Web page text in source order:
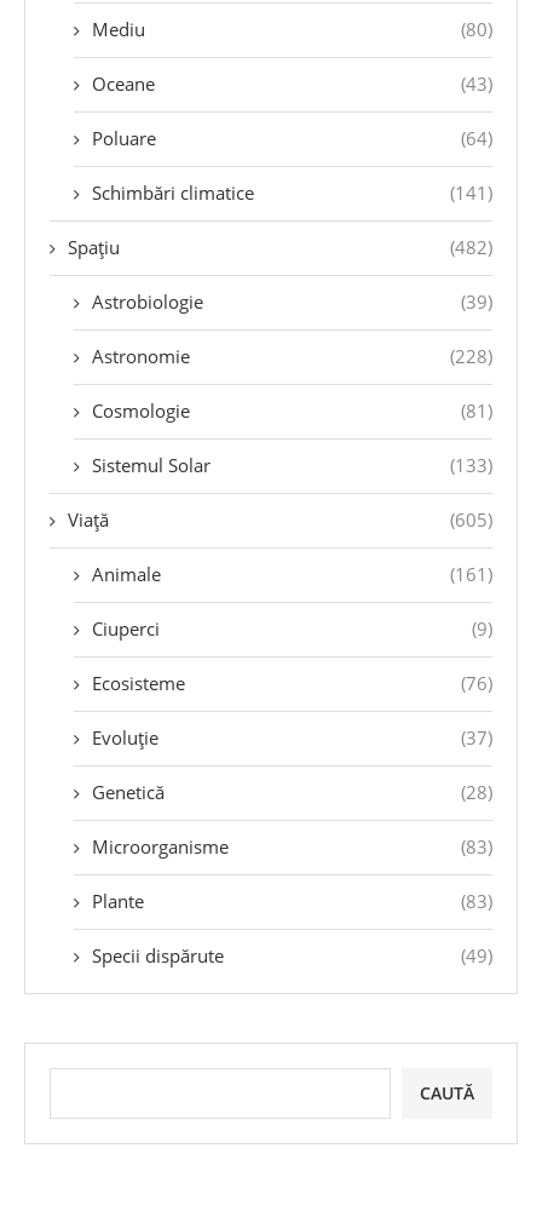
Mediu (80)
Oceane (43)
Poluare (64)
Schimbări climatice (141)
Spațiu (482)
Astrobiologie (39)
Astronomie (228)
Cosmologie (81)
Sistemul Solar (133)
Viață (605)
Animale (161)
Ciuperci (9)
Ecosisteme (76)
Evoluție (37)
Genetică (28)
Microorganisme (83)
Plante (83)
Specii dispărute (49)
CAUTĂ